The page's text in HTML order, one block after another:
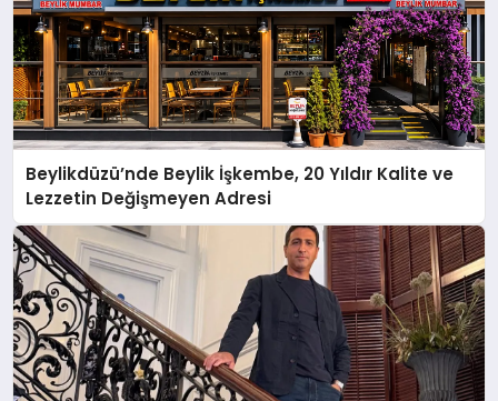
Beylikdüzü’nde Beylik İşkembe, 20 Yıldır Kalite ve
Lezzetin Değişmeyen Adresi